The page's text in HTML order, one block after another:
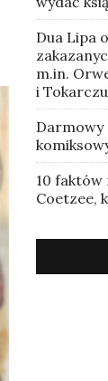
Dua Lipa
m.in.
i
Darmowy
10 faktów
Coetzee,